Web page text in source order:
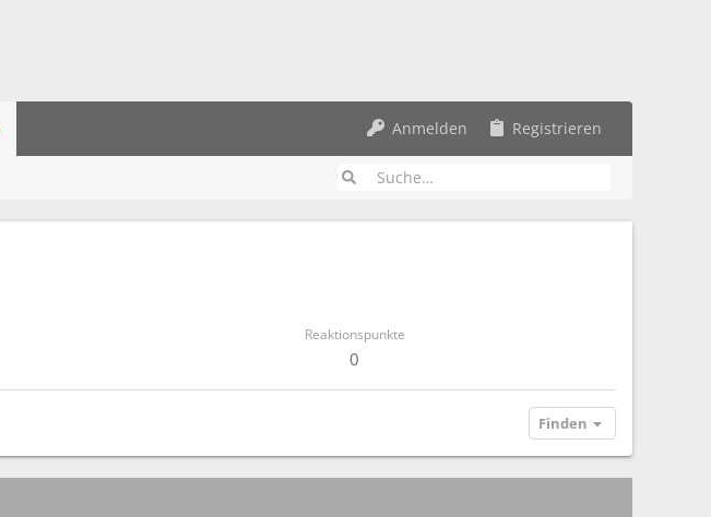
Anmelden Registrieren
Reaktionspunkte
0
Finden